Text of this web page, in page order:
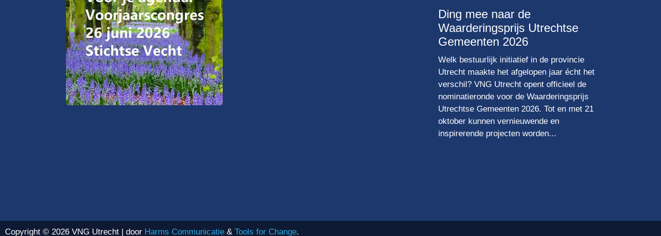
Ding mee naar de
Waarderingsprijs Utrechtse
Gemeenten 2026
Welk bestuurlijk initiatief in de provincie
Utrecht maakte het afgelopen jaar écht het
verschil? VNG Utrecht opent officieel de
nominatieronde voor de Waarderingsprijs
Utrechtse Gemeenten 2026. Tot en met 21
oktober kunnen vernieuwende en
inspirerende projecten worden...
Copyright © 2026 VNG Utrecht | door Harms Communicatie & Tools for Change.